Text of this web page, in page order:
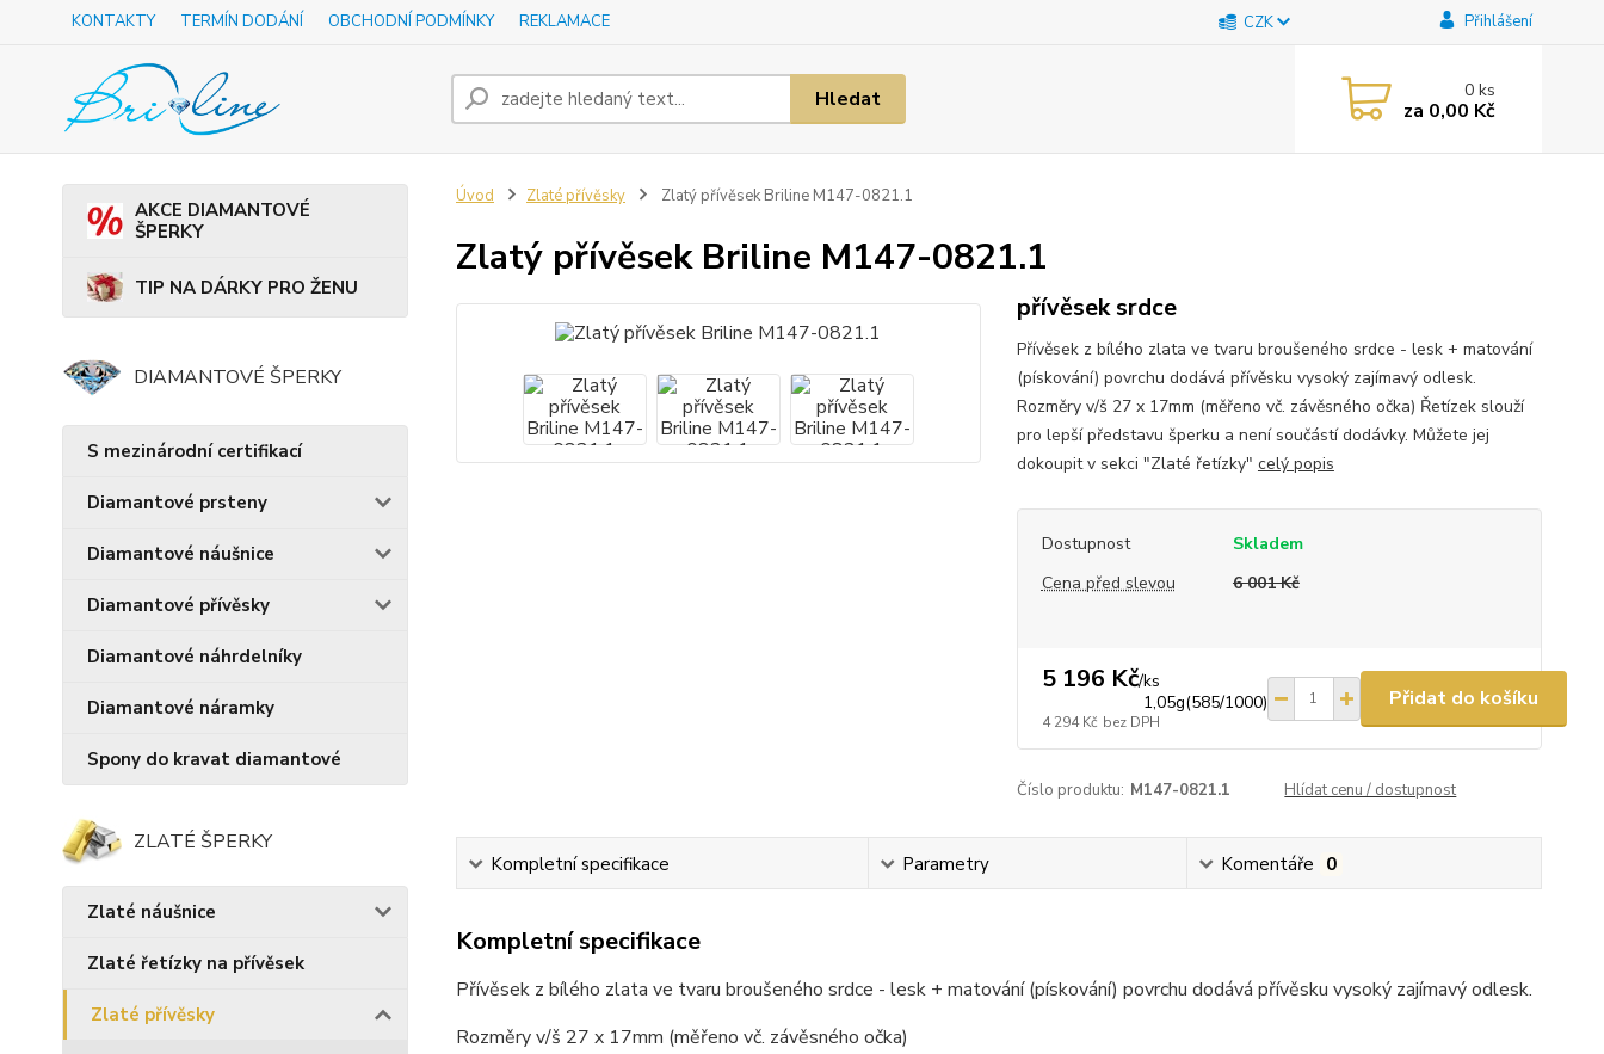
KONTAKTY TERMÍN DODÁNÍ OBCHODNÍ PODMÍNKY REKLAMACE CZK Přihlášení
Hledat 0ks
za 0,00 Kč
AKCE DIAMANTOVÉ
ŠPERKY
TIP NA DÁRKY PRO ŽENU
DIAMANTOVÉ ŠPERKY
S mezinárodní certifikací
Diamantové prsteny
Diamantové náušnice
Diamantové přívěsky
Diamantové náhrdelníky
Diamantové náramky
Spony do kravat diamantové
ZLATÉ ŠPERKY
Zlaté náušnice
Zlaté řetízky na přívěsek
Zlaté přívěsky
Úvod Zlaté přívěsky Zlatý přívěsek Briline M147-0821.1
Zlatý přívěsek Briline M147-0821.1
přívěsek srdce
Přívěsek z bílého zlata ve tvaru broušeného srdce - lesk + matování
(pískování) povrchu dodává přívěsku vysoký zajímavý odlesk.
Rozměry v/š 27 x 17mm (měřeno vč. závěsného očka) Řetízek slouží
pro lepší představu šperku a není součástí dodávky. Můžete jej
dokoupit v sekci "Zlaté řetízky" celý popis
Dostupnost
Skladem
Cena před slevou
6 001 Kč
5 196 Kč/ks
1,05g(585/1000)
4 294 Kč bez DPH
Přidat do košíku
Číslo produktu: M147-0821.1 Hlídat cenu / dostupnost
Kompletní specifikace Parametry Komentáře 0
Kompletní specifikace
Přívěsek z bílého zlata ve tvaru broušeného srdce - lesk + matování (pískování) povrchu dodává přívěsku vysoký zajímavý odlesk.
Rozměry v/š 27 x 17mm (měřeno vč. závěsného očka)